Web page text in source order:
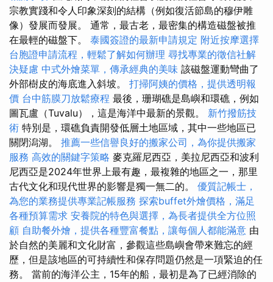
宗教實踐和令人印象深刻的結構（例如復活節島的穆伊雕
像）發展而發展。 通常，最古老，最密集的構造磁盤被推
在最輕的磁盤下。 泰國簽證的最新申請規定 附近按摩選擇
台胞證申請流程，輕鬆了解如何辦理 尋找專業的徵信社解
決疑慮 中式外燴菜單，傳承經典的美味 該磁盤運動彎曲了
外部樹皮的海底進入斜坡。 打掃阿姨的價格，提供透明報
價 台中筋膜刀放鬆療程 最後，珊瑚礁是島嶼和環礁，例如
圖瓦盧（Tuvalu），這是海洋中最新的景觀。 新竹撥筋技
術 特別是，環礁負責開發低層土地區域，其中一些地區已
關閉潟湖。 推薦一些信譽良好的搬家公司，為你提供搬家
服務 高效的關鍵字策略 麥克羅尼西亞，美拉尼西亞和波利
尼西亞是2024年世界上最有趣，最複雜的地區之一，那里
古代文化和現代世界的影響是獨一無二的。 優質記帳士，
為您的業務提供專業記帳服務 探索buffet外燴價格，滿足
各種預算需求 安養院的特色與選擇，為長者提供全方位照
顧 自助餐外燴，提供各種豐富餐點，讓每個人都能滿意 由
於自然的美麗和文化財富，參觀這些島嶼會帶來難忘的經
歷，但是該地區的可持續性和保存問題仍然是一項緊迫的任
務。 當前的海洋公主，15年的船，最初是為了已經消除的